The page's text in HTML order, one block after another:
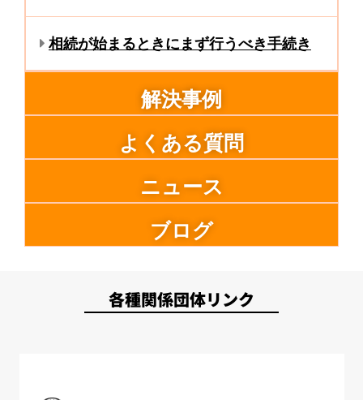
相続が始まるときにまず行うべき手続き
解決事例
よくある質問
ニュース
ブログ
各種関係団体リンク